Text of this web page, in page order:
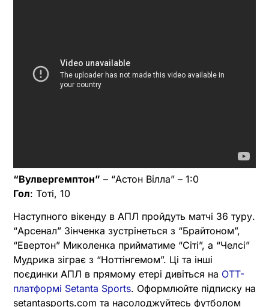
“Вулвергемптон” – “Астон Вілла” – 1:0
Гол: Тоті, 10
Наступного вікенду в АПЛ пройдуть матчі 36 туру.
“Арсенал” Зінченка зустрінеться з “Брайтоном”,
“Евертон” Миколенка прийматиме “Сіті”, а “Челсі”
Мудрика зіграє з “Ноттінгемом”. Ці та інші
поєдинки АПЛ в прямому етері дивіться на OTT-
платформі Setanta Sports. Оформлюйте підписку на
setantasports.com та насолоджуйтесь футболом